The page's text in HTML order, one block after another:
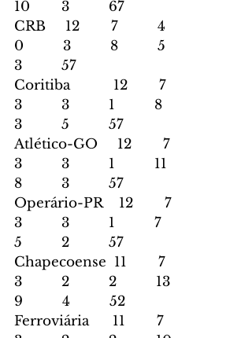
10        3          67
CRB     12        7          4
0          3          8          5
3          57
Coritiba           12        7
3          3          1          8
3          5          57
Atlético-GO     12        7
3          3          1          11
8          3          57
Operário-PR    12        7
3          3          1          7
5          2          57
Chapecoense  11        7
3          2          2          13
9          4          52
Ferroviária      11        7